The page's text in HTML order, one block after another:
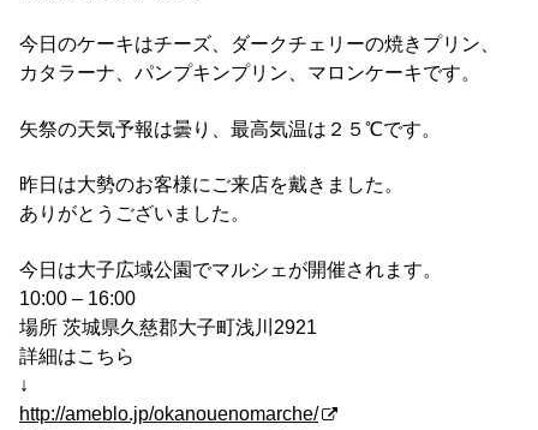
今日のケーキはチーズ、ダークチェリーの焼きプリン、
カタラーナ、パンプキンプリン、マロンケーキです。
矢祭の天気予報は曇り、最高気温は２５℃です。
昨日は大勢のお客様にご来店を戴きました。
ありがとうございました。
今日は大子広域公園でマルシェが開催されます。
10:00 – 16:00
場所 茨城県久慈郡大子町浅川2921
詳細はこちら
↓
http://ameblo.jp/okanouenomarche/